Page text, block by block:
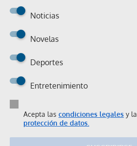
Noticias
Novelas
Deportes
Entretenimiento
Acepta las condiciones legales y la
protección de datos.